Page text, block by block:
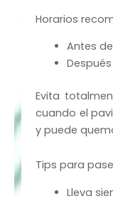
Horarios
Antes
Evita
cuando el
y puede
Tips para
Lleva